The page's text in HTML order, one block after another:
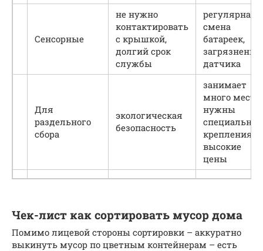
Сенсорные
не нужно
контактировать
с крышкой,
долгий срок
службы
регулярная
смена
батареек,
загрязнение
датчика
Для
раздельного
сбора
экологическая
безопасность
занимает
много места,
нужны
крепления,
высокие
цены
Чек-лист как сортировать мусор дома
Помимо лицевой стороны сортировки – аккуратно
выкинуть мусор по цветным контейнерам – есть